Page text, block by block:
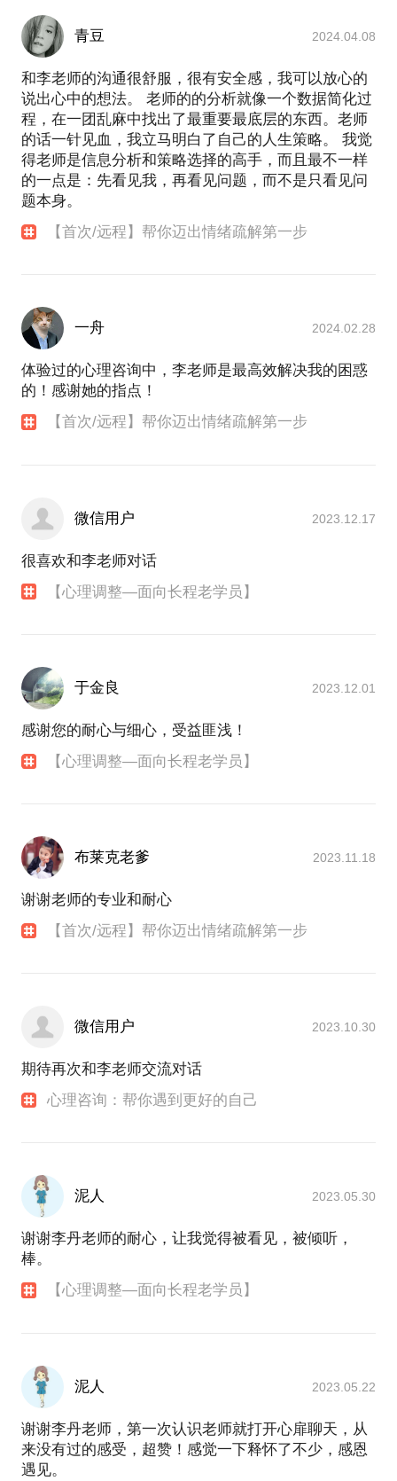
青豆 2024.04.08
和李老师的沟通很舒服，很有安全感，我可以放心的
说出心中的想法。 老师的的分析就像一个数据简化过
程，在一团乱麻中找出了最重要最底层的东西。老师
的话一针见血，我立马明白了自己的人生策略。 我觉
得老师是信息分析和策略选择的高手，而且最不一样
的一点是：先看见我，再看见问题，而不是只看见问
题本身。
【首次/远程】帮你迈出情绪疏解第一步
一舟 2024.02.28
体验过的心理咨询中，李老师是最高效解决我的困惑
的！感谢她的指点！
【首次/远程】帮你迈出情绪疏解第一步
微信用户 2023.12.17
很喜欢和李老师对话
【心理调整—面向长程老学员】
于金良 2023.12.01
感谢您的耐心与细心，受益匪浅！
【心理调整—面向长程老学员】
布莱克老爹 2023.11.18
谢谢老师的专业和耐心
【首次/远程】帮你迈出情绪疏解第一步
微信用户 2023.10.30
期待再次和李老师交流对话
心理咨询：帮你遇到更好的自己
泥人 2023.05.30
谢谢李丹老师的耐心，让我觉得被看见，被倾听，
棒。
【心理调整—面向长程老学员】
泥人 2023.05.22
谢谢李丹老师，第一次认识老师就打开心扉聊天，从
来没有过的感受，超赞！感觉一下释怀了不少，感恩
遇见。